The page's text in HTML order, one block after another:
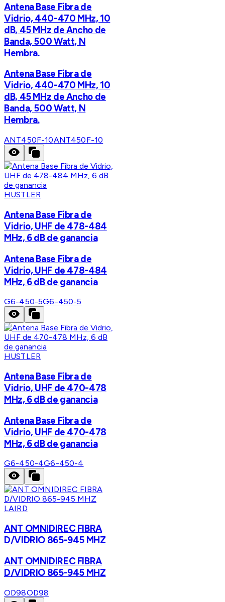
Antena Base Fibra de
Vidrio, 440-470 MHz, 10
dB, 45 MHz de Ancho de
Banda, 500 Watt, N
Hembra.
Antena Base Fibra de
Vidrio, 440-470 MHz, 10
dB, 45 MHz de Ancho de
Banda, 500 Watt, N
Hembra.
ANT450F-10ANT450F-10
HUSTLER
Antena Base Fibra de
Vidrio, UHF de 478-484
MHz, 6 dB de ganancia
Antena Base Fibra de
Vidrio, UHF de 478-484
MHz, 6 dB de ganancia
G6-450-5G6-450-5
HUSTLER
Antena Base Fibra de
Vidrio, UHF de 470-478
MHz, 6 dB de ganancia
Antena Base Fibra de
Vidrio, UHF de 470-478
MHz, 6 dB de ganancia
G6-450-4G6-450-4
LAIRD
ANT OMNIDIREC FIBRA
D/VIDRIO 865-945 MHZ
ANT OMNIDIREC FIBRA
D/VIDRIO 865-945 MHZ
OD98OD98